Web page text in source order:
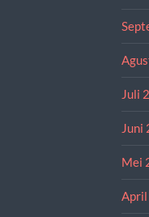
Juli
Juni
Mei